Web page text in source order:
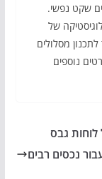
שקט נפשי.
של
מסלולים
נוספים
גבס
נכסים רבים